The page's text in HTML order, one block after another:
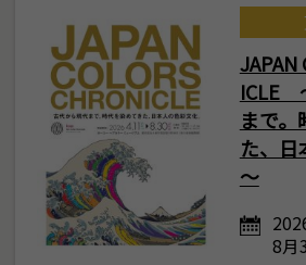
JAPAN
ICLE
まで。
た、日
～
8月